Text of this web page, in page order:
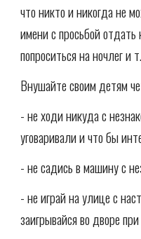
что никто и никогда не
имени с просьбой
попроситься на ночлег и
Внушайте своим детям
- не ходи никуда с
уговаривали и что бы
- не садись в машину с
- не играй на улице с
заигрывайся во дворе